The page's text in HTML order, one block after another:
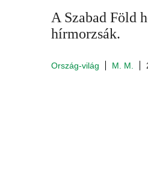
A Szabad Föld
hírmorzsák.
Ország-világ M. M.